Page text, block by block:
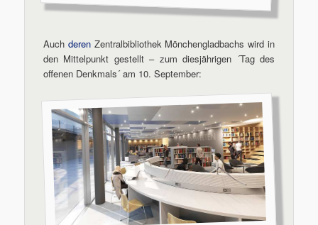
Auch derenZentralbibliothek Mönchengladbachs wird in
den Mittelpunkt gestellt – zum diesjährigen ´Tag des
offenen Denkmals´ am 10. September: